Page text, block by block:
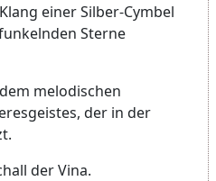
einer Silber-Cymbel
Sterne
melodischen
der in der
der Vina.